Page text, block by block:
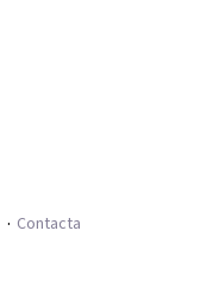
Contacta